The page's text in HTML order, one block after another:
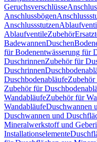
Geruchsverschlüsse
Anschlussbögen
Anschlussstutzen
AblaufventileZubehör
BadewannenDuschen
für Bodenentwässerung für
DuschrinnenZubehör für
Duschrinnen
DuschbodenabläufeZubehör
Zubehör für
WandabläufeZubehör für
WandabläufeDuschwannen
Duschwannen und
Mineralwerkstoff und
Installationselemente